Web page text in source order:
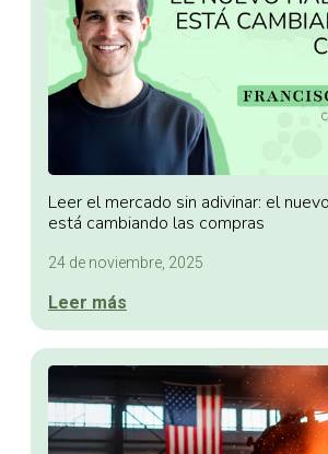
Leer el mercado sin adivinar: el
está cambiando las compras
24 de noviembre, 2025
Leer más